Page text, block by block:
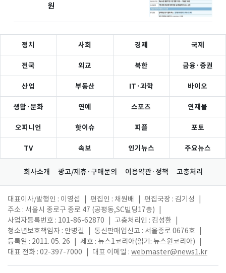
원
정치 사회 경제 국제
전국 외교 북한 금융·증권
산업 부동산 IT·과학 바이오
생활·문화 연예 스포츠 연재물
오피니언 핫이슈 피플 포토
TV 속보 인기뉴스 주요뉴스
회사소개 광고/제휴·구매문의 이용약관·정책 고충처리
대표이사/발행인 : 이영섭 편집인 : 채원배 편집국장 : 김기성
주소 : 서울시 종로구 종로 47 (공평동,SC빌딩17층)
사업자등록번호 : 101-86-62870
고충처리인 : 김성환
청소년보호책임자 : 안병길
통신판매업신고 : 서울종로 0676호
등록일 : 2011. 05. 26
제호 : 뉴스1코리아(읽기: 뉴스원코리아)
대표 전화 : 02-397-7000
대표 이메일 : webmaster@news1.kr